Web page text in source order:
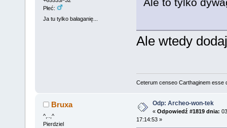
Płeć:
Ja tu tylko bałaganię...
Ale wtedy
Ceterum censeo Carthaginem esse
Bruxa
^,..,^
Pierdziel
Odp: Archeo-won-tek
« Odpowiedź #1819 dnia:
17:14:53 »